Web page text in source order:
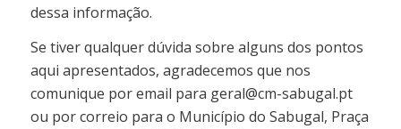
dessa informação.
Se tiver qualquer dúvida sobre alguns dos pontos
aqui apresentados, agradecemos que nos
comunique por email para geral@cm-sabugal.pt
ou por correio para o Município do Sabugal, Praça